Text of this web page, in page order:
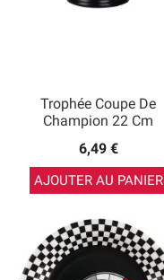
Trophée Coupe De
Champion 22 Cm
6,49 €
AJOUTER AU PANIER